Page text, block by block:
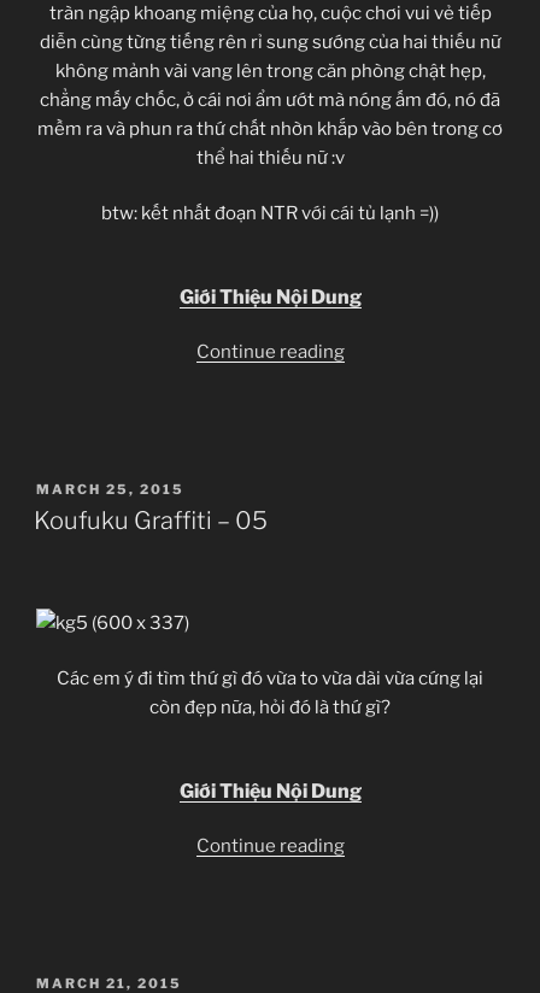
tràn ngập khoang miệng của họ, cuộc chơi vui vẻ tiếp
diễn cùng từng tiếng rên rỉ sung sướng của hai thiếu nữ
không mảnh vài vang lên trong căn phòng chật hẹp,
chẳng mấy chốc, ở cái nơi ẩm ướt mà nóng ấm đó, nó đã
mềm ra và phun ra thứ chất nhờn khắp vào bên trong cơ
thể hai thiếu nữ :v
btw: kết nhất đoạn NTR với cái tủ lạnh =))
Giới Thiệu Nội Dung
Continue reading“Koufuku
POSTED
ON
MARCH 25, 2015
Koufuku Graffiti – 05
Các em ý đi tìm thứ gì đó vừa to vừa dài vừa cứng lại
còn đẹp nữa, hỏi đó là thứ gì?
Giới Thiệu Nội Dung
Continue reading“Koufuku
POSTED
MARCH 21, 2015